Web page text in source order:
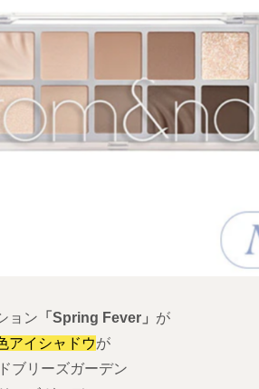
ョン 「Spring Fever」 が
アイシャドウが
ブリーズガーデン